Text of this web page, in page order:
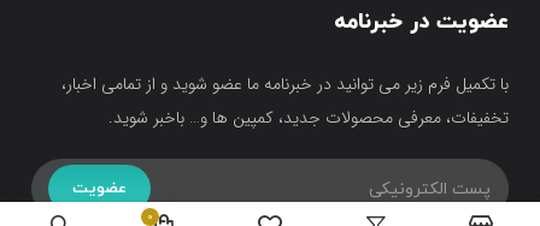
عضویت در خبرنامه
با تکمیل فرم زیر می توانید در خبرنامه ما عضو شوید و از تمامی اخبار،
تخفیفات، معرفی محصولات جدید، کمپین ها و… باخبر شوید.
عضویت
0